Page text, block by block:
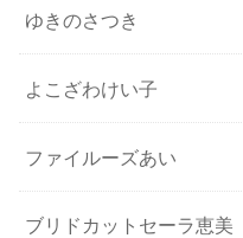
ゆきのさつき
よこざわけい子
ファイルーズあい
ブリドカットセーラ恵美